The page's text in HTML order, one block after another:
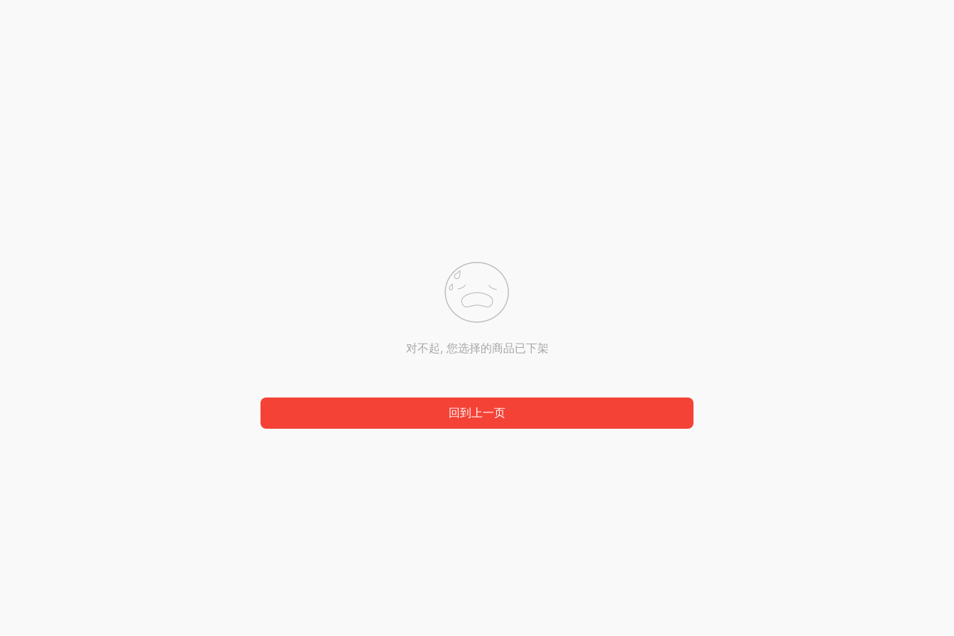
对不起, 您选择的商品已下架
回到上一页